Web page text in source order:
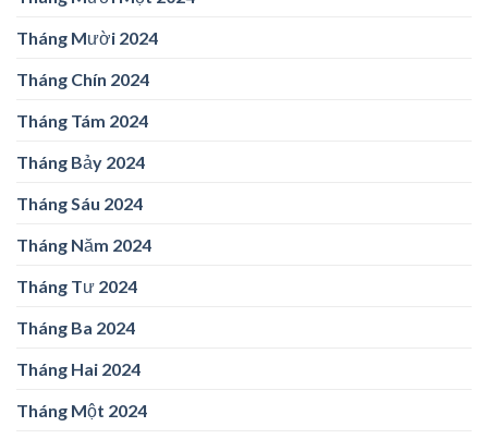
Tháng Mười 2024
Tháng Chín 2024
Tháng Tám 2024
Tháng Bảy 2024
Tháng Sáu 2024
Tháng Năm 2024
Tháng Tư 2024
Tháng Ba 2024
Tháng Hai 2024
Tháng Một 2024